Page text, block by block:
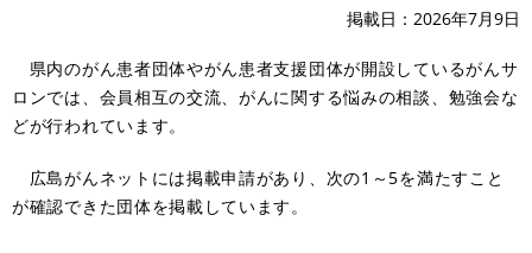
掲載日 2026年7月9日
県内のがん患者団体やがん患者支援団体が開設しているがんサ
ロンでは、会員相互の交流、がんに関する悩みの相談、勉強会な
どが行われています。
広島がんネットには掲載申請があり、次の1～5を満たすこと
が確認できた団体を掲載しています。